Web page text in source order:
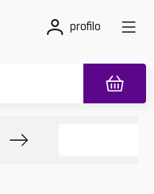
profilo